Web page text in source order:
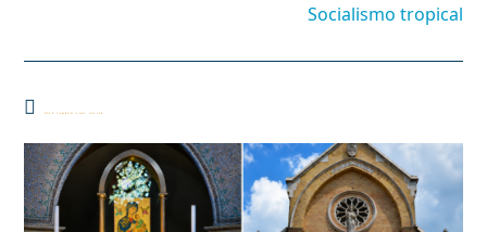
Socialismo tropical
Você também pode gostar